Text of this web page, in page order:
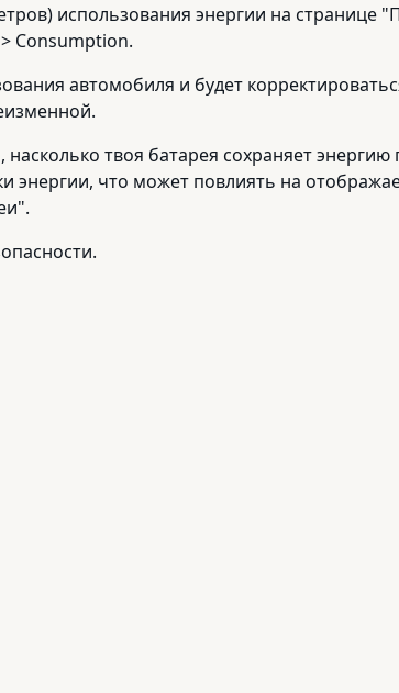
использования энергии на странице
Consumption.
автомобиля и будет
твоя батарея сохраняет энергию
энергии, что может повлиять на